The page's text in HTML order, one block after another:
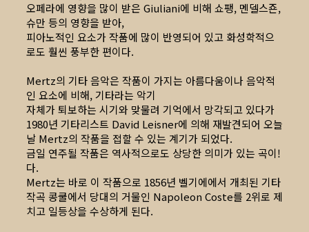
오페라에 영향을 많이 받은 Giuliani에 비해 쇼팽, 멘델스죤,
슈만 등의 영향을 받아,
피아노적인 요소가 작품에 많이 반영되어 있고 화성학적으
로도 훨씬 풍부한 편이다.
Mertz의 기타 음악은 작품이 가지는 아름다움이나 음악적
인 요소에 비해, 기타라는 악기
자체가 퇴보하는 시기와 맞물려 기억에서 망각되고 있다가
1980년 기타리스트 David Leisner에 의해 재발견되어 오늘
날 Mertz의 작품을 접할 수 있는 계기가 되었다.
금일 연주될 작품은 역사적으로도 상당한 의미가 있는 곡이!
다.
Mertz는 바로 이 작품으로 1856년 벨기에에서 개최된 기타
작곡 콩쿨에서 당대의 거물인 Napoleon Coste를 2위로 제
치고 일등상을 수상하게 된다.